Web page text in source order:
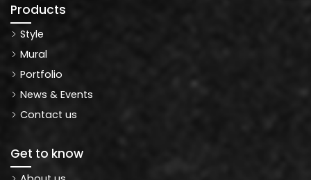
Products
Style
Mural
Portfolio
News & Events
Contact us
Get to know